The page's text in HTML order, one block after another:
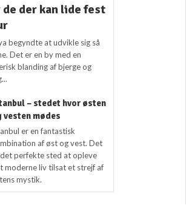
der kan lide fest
begyndte at udvikle sig så
Det er en by med en
blanding af bjerge og
– stedet hvor østen
vesten mødes
er en fantastisk
af øst og vest. Det
perfekte sted at opleve
moderne liv tilsat et strejf af
mystik.